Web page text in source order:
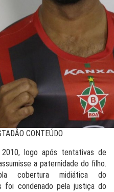
CONTEÚDO
2010, logo após tentativas de
a paternidade do filho.
cobertura midiática do
foi condenado pela justiça do